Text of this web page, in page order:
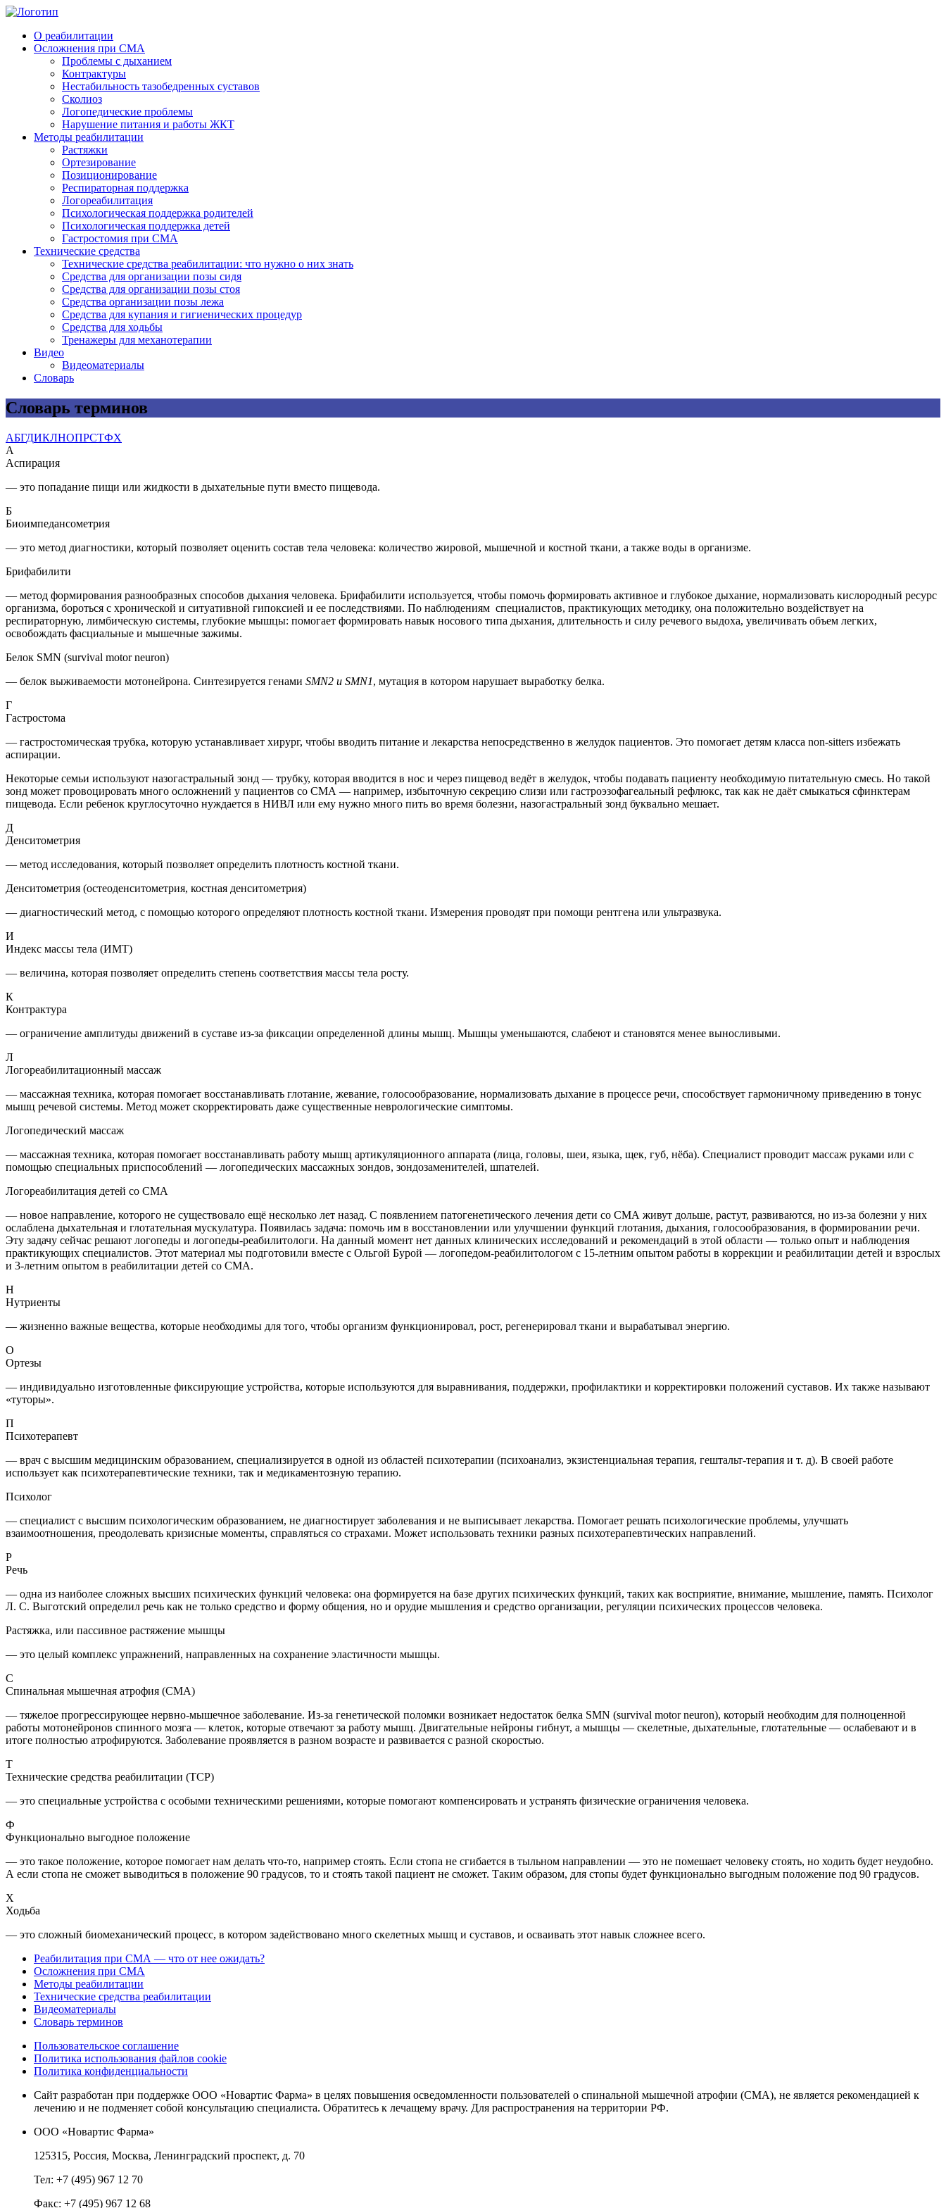
О реабилитации
Осложнения при СМА
Проблемы с дыханием
Контрактуры
Нестабильность тазобедренных суставов
Cколиоз
Логопедические проблемы
Нарушение питания и работы ЖКТ
Методы реабилитации
Растяжки
Ортезирование
Позиционирование
Респираторная поддержка
Логореабилитация
Психологическая поддержка родителей
Психологическая поддержка детей
Гастростомия при СМА
Технические средства
Технические средства реабилитации: что нужно о них знать
Средства для организации позы сидя
Средства для организации позы стоя
Средства организации позы лежа
Средства для купания и гигиенических процедур
Средства для ходьбы
Тренажеры для механотерапии
Видео
Видеоматериалы
Словарь
Словарь терминов
АБГДИКЛНОПРСТФХ
А
Аспирация
— это попадание пищи или жидкости в дыхательные пути вместо пищевода.
Б
Биоимпедансометрия
— это метод диагностики, который позволяет оценить состав тела человека: количество жировой, мышечной и костной ткани, а также воды в организме.
Брифабилити
— метод формирования разнообразных способов дыхания человека. Брифабилити используется, чтобы помочь формировать активное и глубокое дыхание, нормализовать кислородный ресурс
организма, бороться с хронической и ситуативной гипоксией и ее последствиями. По наблюдениям специалистов, практикующих методику, она положительно воздействует на
респираторную, лимбическую системы, глубокие мышцы: помогает формировать навык носового типа дыхания, длительность и силу речевого выдоха, увеличивать объем легких,
освобождать фасциальные и мышечные зажимы.
Белок SMN (survival motor neuron)
— белок выживаемости мотонейрона. Синтезируется ​​генами SMN2 и SMN1, мутация в котором нарушает выработку белка.
Г
Гастростома
— гастростомическая трубка, которую устанавливает хирург, чтобы вводить питание и лекарства непосредственно в желудок пациентов. Это помогает детям класса non-sitters избежать
аспирации.
Некоторые семьи используют назогастральный зонд — трубку, которая вводится в нос и через пищевод ведёт в желудок, чтобы подавать пациенту необходимую питательную смесь. Но такой
зонд может провоцировать много осложнений у пациентов со СМА — например, избыточную секрецию слизи или гастроэзофагеальный рефлюкс, так как не даёт смыкаться сфинктерам
пищевода. Если ребенок круглосуточно нуждается в НИВЛ или ему нужно много пить во время болезни, назогастральный зонд буквально мешает.
Д
Денситометрия
— метод исследования, который позволяет определить плотность костной ткани.
Денситометрия (остеоденситометрия, костная денситометрия)
— диагностический метод, с помощью которого определяют плотность костной ткани. Измерения проводят при помощи рентгена или ультразвука.
И
Индекс массы тела (ИМТ)
— величина, которая позволяет определить степень соответствия массы тела росту.
К
Контрактура
— ограничение амплитуды движений в суставе из-за фиксации определенной длины мышц. Мышцы уменьшаются, слабеют и становятся менее выносливыми.
Л
Логореабилитационный массаж
— массажная техника, которая помогает восстанавливать глотание, жевание, голосообразование, нормализовать дыхание в процессе речи, способствует гармоничному приведению в тонус
мышц речевой системы. Метод может скорректировать даже существенные неврологические симптомы.
Логопедический массаж
— массажная техника, которая помогает восстанавливать работу мышц артикуляционного аппарата (лица, головы, шеи, языка, щек, губ, нёба). Специалист проводит массаж руками или с
помощью специальных приспособлений — логопедических массажных зондов, зондозаменителей, шпателей.
Логореабилитация детей со СМА
— новое направление, которого не существовало ещё несколько лет назад. С появлением патогенетического лечения дети со СМА живут дольше, растут, развиваются, но из-за болезни у них
ослаблена дыхательная и глотательная мускулатура. Появилась задача: помочь им в восстановлении или улучшении функций глотания, дыхания, голосообразования, в формировании речи.
Эту задачу сейчас решают логопеды и логопеды-реабилитологи. На данный момент нет данных клинических исследований и рекомендаций в этой области — только опыт и наблюдения
практикующих специалистов. Этот материал мы подготовили вместе с Ольгой Бурой — логопедом-реабилитологом с 15-летним опытом работы в коррекции и реабилитации детей и взрослых
и 3-летним опытом в реабилитации детей со СМА.
Н
Нутриенты
— жизненно важные вещества, которые необходимы для того, чтобы организм функционировал, рост, регенерировал ткани и вырабатывал энергию.
О
Ортезы
— индивидуально изготовленные фиксирующие устройства, которые используются для выравнивания, поддержки, профилактики и корректировки положений суставов. Их также называют
«туторы».
П
Психотерапевт
— врач с высшим медицинским образованием, специализируется в одной из областей психотерапии (психоанализ, экзистенциальная терапия, гештальт-терапия и т. д). В своей работе
использует как психотерапевтические техники, так и медикаментозную терапию.
Психолог
— специалист с высшим психологическим образованием, не диагностирует заболевания и не выписывает лекарства. Помогает решать психологические проблемы, улучшать
взаимоотношения, преодолевать кризисные моменты, справляться со страхами. Может использовать техники разных психотерапевтических направлений.
Р
Речь
— одна из наиболее сложных высших психических функций человека: она формируется на базе других психических функций, таких как восприятие, внимание, мышление, память. Психолог
Л. С. Выготский определил речь как не только средство и форму общения, но и орудие мышления и средство организации, регуляции психических процессов человека.
Растяжка, или пассивное растяжение мышцы
— это целый комплекс упражнений, направленных на сохранение эластичности мышцы.
С
Спинальная мышечная атрофия (СМА)
— тяжелое прогрессирующее нервно-мышечное заболевание. Из-за генетической поломки возникает недостаток белка SMN (survival motor neuron), который необходим для полноценной
работы мотонейронов спинного мозга — клеток, которые отвечают за работу мышц. Двигательные нейроны гибнут, а мышцы — скелетные, дыхательные, глотательные — ослабевают и в
итоге полностью атрофируются. Заболевание проявляется в разном возрасте и развивается с разной скоростью.
Т
Технические средства реабилитации (ТСР)
— это специальные устройства с особыми техническими решениями, которые помогают компенсировать и устранять физические ограничения человека.
Ф
Функционально выгодное положение
— это такое положение, которое помогает нам делать что-то, например стоять. Если стопа не сгибается в тыльном направлении — это не помешает человеку стоять, но ходить будет неудобно.
А если стопа не сможет выводиться в положение 90 градусов, то и стоять такой пациент не сможет. Таким образом, для стопы будет функционально выгодным положение под 90 градусов.
Х
Ходьба
— это сложный биомеханический процесс, в котором задействовано много скелетных мышц и суставов, и осваивать этот навык сложнее всего.
Реабилитация при СМА — что от нее ожидать?
Осложнения при СМА
Методы реабилитации
Технические средства реабилитации
Видеоматериалы
Словарь терминов
Пользовательское соглашение
Политика использования файлов cookie
Политика конфиденциальности
Сайт разработан при поддержке ООО «Новартис Фарма» в целях повышения осведомленности пользователей о спинальной мышечной атрофии (СМА), не является рекомендацией к
лечению и не подменяет собой консультацию специалиста. Обратитесь к лечащему врачу. Для распространения на территории РФ.
ООО «Новартис Фарма»
125315, Россия, Москва, Ленинградский проспект, д. 70
Тел: +7 (495) 967 12 70
Факс: +7 (495) 967 12 68